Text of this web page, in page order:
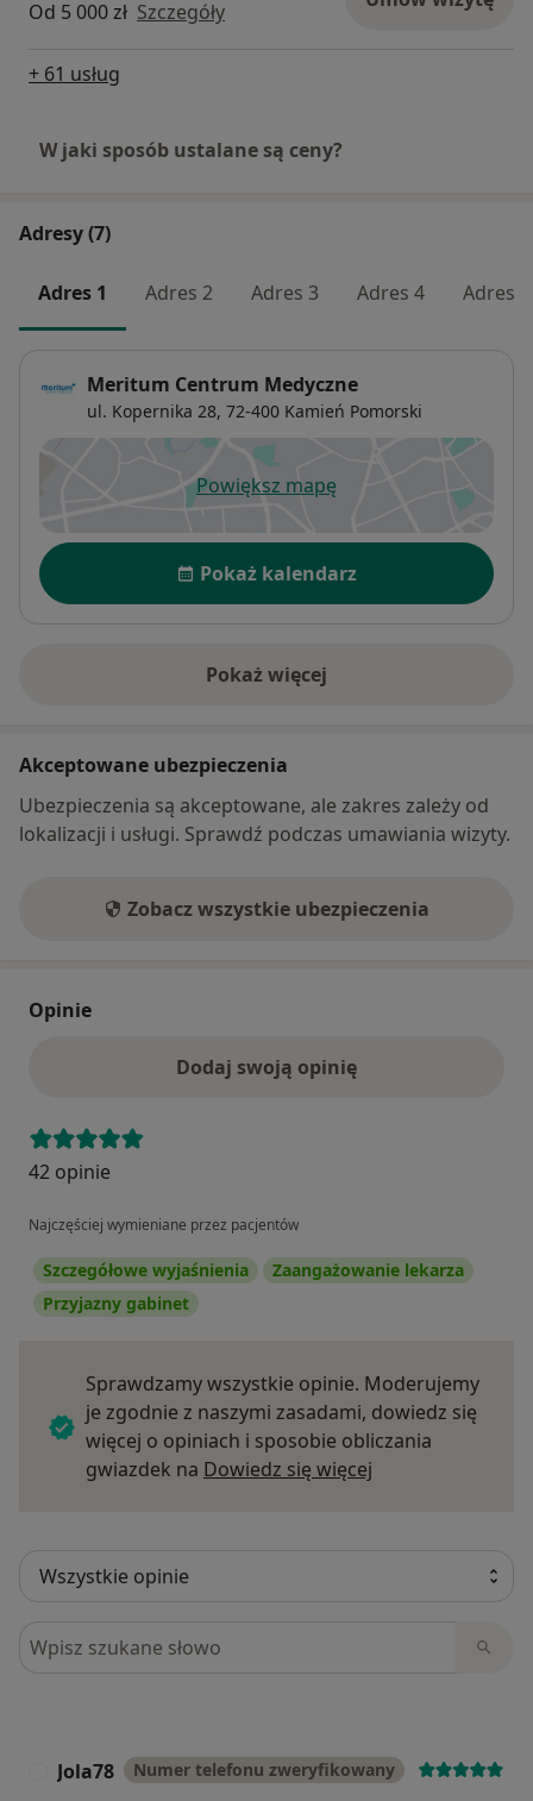
Plastyka ciała:
• Liposukcja
• Lipotransfer
• Powiększanie pośladków implantami
Labioplastyka:
• Plastyka warg sromowych większych
Przeszczep włosów FUE ( hair transplant ) :
Ginekomastia :
• Usuwanie ginekomastii
• Plastyka blizn
• Usuwanie nowotworów skóry
• Plastyki miejscowe
Od 5 000 zł Szczegóły
+ 61 usług
W jaki sposób ustalane są ceny?
Adresy (7)
Adres 1 Adres 2 Adres 3 Adres 4 Adres 5
Meritum Centrum Medyczne
ul. Kopernika 28, 72-400 Kamień Pomorski
Powiększ mapęotwiera się w nowej karcie
Dostępność
Pokaż kalendarz
Pokaż więcej
o adresie
Akceptowane ubezpieczenia
Ubezpieczenia są akceptowane, ale zakres zależy od
lokalizacji i usługi. Sprawdź podczas umawiania wizyty.
Zobacz wszystkie ubezpieczenia
Opinie
Dodaj swoją opinię
42 opinie
Najczęściej wymieniane przez pacjentów
Szczegółowe wyjaśnienia
Zaangażowanie lekarza
Przyjazny gabinet
Sprawdzamy wszystkie opinie. Moderujemy
je zgodnie z naszymi zasadami, dowiedz się
więcej o opiniach i sposobie obliczania
gwiazdek na Dowiedz się więcej
Szukaj w opiniach
Jola78 Numer telefonu zweryfikowany